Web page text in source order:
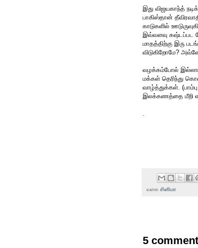
இது விஜயகாந்த்
பாகிஸ்தான்
காடுகளில்
இவ்வளவு கஷ்டப்பட
மாதத்திற்கு இரு
விடுகிறோமே?
வழக்கம்போல் இல்லாமல்
மக்கள் தெரிந்து
வாழ்த்துக்கள்.
இலக்கணத்தை மீறி
வகை சினிமா
5